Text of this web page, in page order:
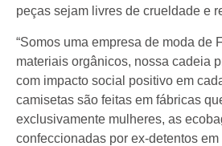
peças sejam livres de crueldade e
“Somos uma empresa de moda de
materiais orgânicos, nossa cadeia
com impacto social positivo em
camisetas são feitas em fábricas
exclusivamente mulheres, as
confeccionadas por ex-detentos em